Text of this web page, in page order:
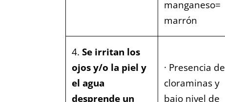
manganeso=
marrón
4. Se irritan los
ojos y/o la piel y
el agua
desprende un
· Presencia de
cloraminas y
bajo nivel de